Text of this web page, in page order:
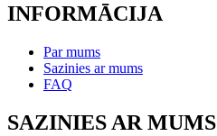
INFORMĀCIJA
Par mums
Sazinies ar mums
FAQ
SAZINIES AR MUMS